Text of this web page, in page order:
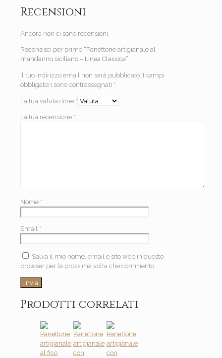
Recensioni
Ancora non ci sono recensioni.
Recensisci per primo “Panettone artigianale al
mandarino siciliano – Linea Classica”
Il tuo indirizzo email non sarà pubblicato. I campi
obbligatori sono contrassegnati *
La tua valutazione *
La tua recensione *
Nome *
Email *
Salva il mio nome, email e sito web in questo
browser per la prossima volta che commento.
Prodotti correlati